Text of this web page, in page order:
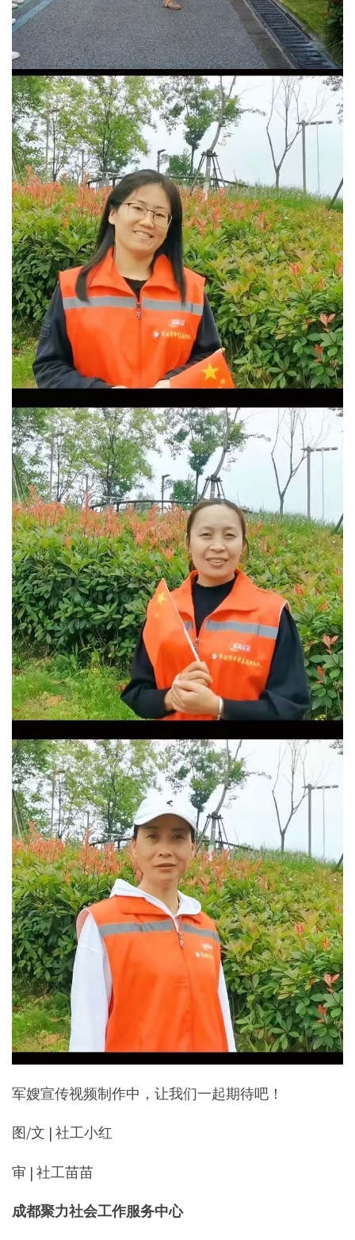
军嫂宣传视频制作中，让我们一起期待吧！
图/文 | 社工小红
审 | 社工苗苗
成都聚力社会工作服务中心